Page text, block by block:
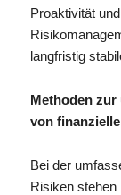
Proaktivität
langfristig
Methoden zur
von
Bei der
Risiken stehen